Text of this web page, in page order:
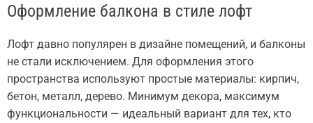
Оформление балкона в стиле лофт
Лофт давно популярен в дизайне помещений, и балконы
не стали исключением. Для оформления этого
пространства используют простые материалы: кирпич,
бетон, металл, дерево. Минимум декора, максимум
функциональности — идеальный вариант для тех, кто